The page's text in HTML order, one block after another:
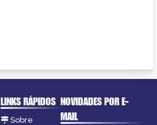
LINKS RÁPIDOS
Sobre
NOVIDADES POR E-
MAIL